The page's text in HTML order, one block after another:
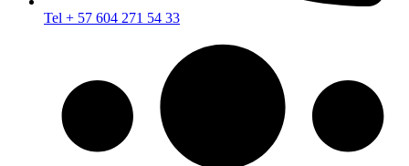
Tel + 57 604 271 54 33